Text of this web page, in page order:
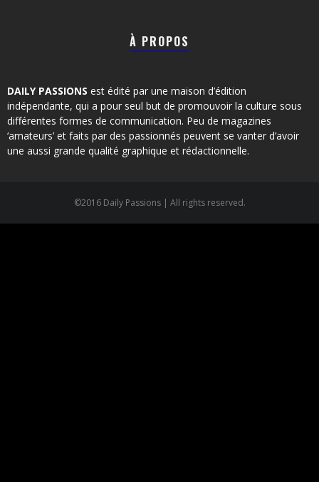
À PROPOS
DAILY PASSIONS est édité par une maison d’édition
indépendante, qui a pour seul but de promouvoir la culture sous
différentes formes de communication. Peu de magazines
‘amateurs’ et faits par des passionnés peuvent se vanter d’avoir
une aussi grande qualité graphique et rédactionnelle.
©2016 Daily Passions | All rights reserved.